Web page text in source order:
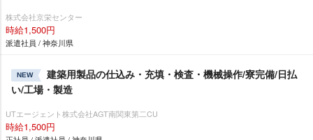
株式会社京栄センター
時給1,500円
派遣社員 / 神奈川県
NEW
建築用製品の仕込み・充填・検査・機械操作/寮完備/日払
い/工場・製造
UTエージェント株式会社AGT南関東第二CU
時給1,500円